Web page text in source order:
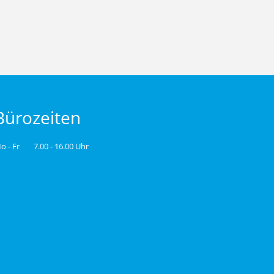
- Fr 7.00 - 16.00 Uhr